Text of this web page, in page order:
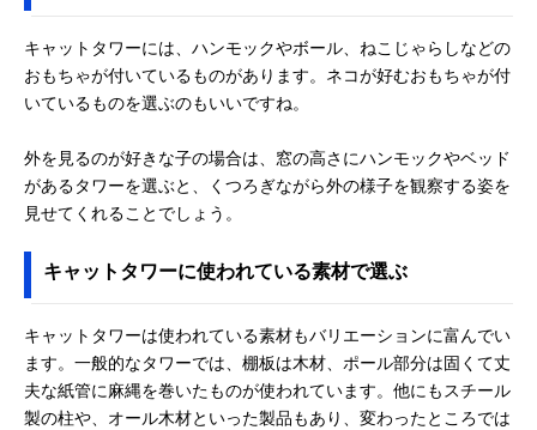
キャットタワーには、ハンモックやボール、ねこじゃらしなどの
おもちゃが付いているものがあります。ネコが好むおもちゃが付
いているものを選ぶのもいいですね。
外を見るのが好きな子の場合は、窓の高さにハンモックやベッド
があるタワーを選ぶと、くつろぎながら外の様子を観察する姿を
見せてくれることでしょう。
キャットタワーに使われている素材で選ぶ
キャットタワーは使われている素材もバリエーションに富んでい
ます。一般的なタワーでは、棚板は木材、ポール部分は固くて丈
夫な紙管に麻縄を巻いたものが使われています。他にもスチール
製の柱や、オール木材といった製品もあり、変わったところでは